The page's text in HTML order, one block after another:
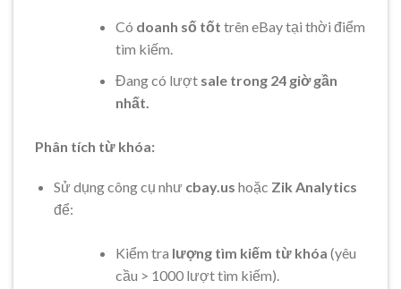
Có doanh số tốt trên eBay tại thời điểm
tìm kiếm.
Đang có lượt sale trong 24 giờ gần
nhất.
Phân tích từ khóa:
Sử dụng công cụ như cbay.us hoặc Zik Analytics
để:
Kiểm tra lượng tìm kiếm từ khóa (yêu
cầu > 1000 lượt tìm kiếm).